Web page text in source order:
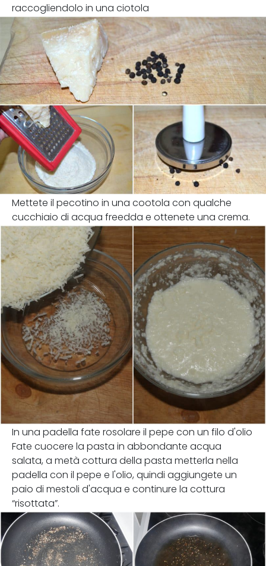
raccogliendolo in una ciotola
Mettete il pecotino in una cootola con qualche
cucchiaio di acqua freedda e ottenete una crema.
In una padella fate rosolare il pepe con un filo d'olio
Fate cuocere la pasta in abbondante acqua
salata, a metà cottura della pasta metterla nella
padella con il pepe e l'olio, quindi aggiungete un
paio di mestoli d'acqua e continure la cottura
“risottata”.